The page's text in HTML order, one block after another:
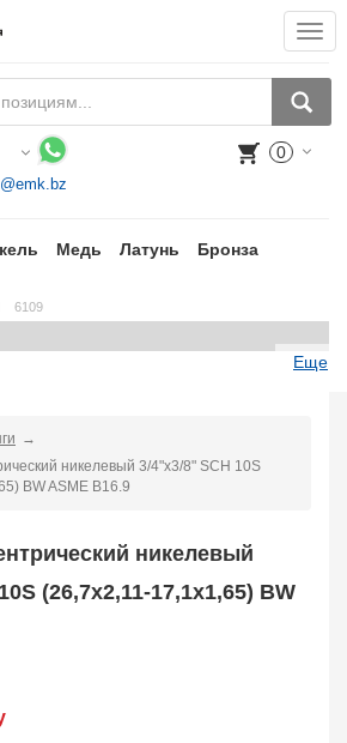
0
Медь Латунь Бронза
6109
Еще
никелевый 3/4"х3/8" SCH 10S
BW ASME B16.9
никелевый
(26,7х2,11-17,1х1,65) BW